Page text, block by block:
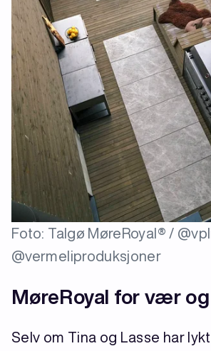
Foto: Talgø MøreRoyal® /
@vermeliproduksjoner
MøreRoyal for vær
Selv om Tina og Lasse har